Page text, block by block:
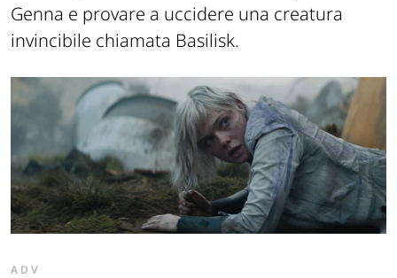
Genna e provare a uccidere una creatura
invincibile chiamata Basilisk.
ADV